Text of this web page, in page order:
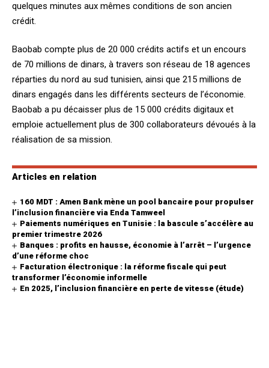
quelques minutes aux mêmes conditions de son ancien
crédit.
Baobab compte plus de 20 000 crédits actifs et un encours
de 70 millions de dinars, à travers son réseau de 18 agences
réparties du nord au sud tunisien, ainsi que 215 millions de
dinars engagés dans les différents secteurs de l’économie.
Baobab a pu décaisser plus de 15 000 crédits digitaux et
emploie actuellement plus de 300 collaborateurs dévoués à la
réalisation de sa mission.
Articles en relation
160 MDT : Amen Bank mène un pool bancaire pour propulser
l’inclusion financière via Enda Tamweel
Paiements numériques en Tunisie : la bascule s’accélère au
premier trimestre 2026
Banques : profits en hausse, économie à l’arrêt – l’urgence
d’une réforme choc
Facturation électronique : la réforme fiscale qui peut
transformer l’économie informelle
En 2025, l’inclusion financière en perte de vitesse (étude)